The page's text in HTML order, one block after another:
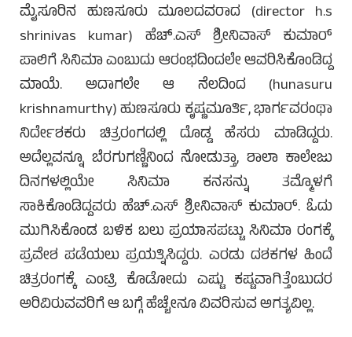
ಮೈಸೂರಿನ ಹುಣಸೂರು ಮೂಲದವರಾದ (director h.s
shrinivas kumar) ಹೆಚ್.ಎಸ್ ಶ್ರೀನಿವಾಸ್ ಕುಮಾರ್
ಪಾಲಿಗೆ ಸಿನಿಮಾ ಎಂಬುದು ಆರಂಭದಿಂದಲೇ ಆವರಿಸಿಕೊಂಡಿದ್ದ
ಮಾಯೆ. ಅದಾಗಲೇ ಆ ನೆಲದಿಂದ (hunasuru
krishnamurthy) ಹುಣಸೂರು ಕೃಷ್ಣಮೂರ್ತಿ, ಭಾರ್ಗವರಂಥಾ
ನಿರ್ದೇಶಕರು ಚಿತ್ರರಂಗದಲ್ಲಿ ದೊಡ್ಡ ಹೆಸರು ಮಾಡಿದ್ದರು.
ಅದೆಲ್ಲವನ್ನೂ ಬೆರಗುಗಣ್ಣಿನಿಂದ ನೋಡುತ್ತಾ, ಶಾಲಾ ಕಾಲೇಜು
ದಿನಗಳಲ್ಲಿಯೇ ಸಿನಿಮಾ ಕನಸನ್ನು ತಮ್ಮೊಳಗೆ
ಸಾಕಿಕೊಂಡಿದ್ದವರು ಹೆಚ್.ಎಸ್ ಶ್ರೀನಿವಾಸ್ ಕುಮಾರ್. ಓದು
ಮುಗಿಸಿಕೊಂಡ ಬಳಿಕ ಬಲು ಪ್ರಯಾಸಪಟ್ಟು ಸಿನಿಮಾ ರಂಗಕ್ಕೆ
ಪ್ರವೇಶ ಪಡೆಯಲು ಪ್ರಯತ್ನಿಸಿದ್ದರು. ಎರಡು ದಶಕಗಳ ಹಿಂದೆ
ಚಿತ್ರರಂಗಕ್ಕೆ ಎಂಟ್ರಿ ಕೊಡೋದು ಎಷ್ಟು ಕಷ್ಟವಾಗಿತ್ತೆಂಬುದರ
ಅರಿವಿರುವವರಿಗೆ ಆ ಬಗ್ಗೆ ಹೆಚ್ಚೇನೂ ವಿವರಿಸುವ ಅಗತ್ಯವಿಲ್ಲ.